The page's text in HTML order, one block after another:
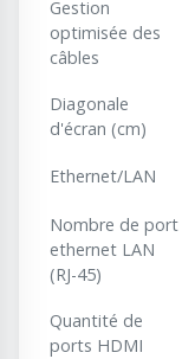
Gestion
optimisée des
câbles
Diagonale
d'écran (cm)
Ethernet/LAN
Nombre de port
ethernet LAN
(RJ-45)
Quantité de
ports HDMI